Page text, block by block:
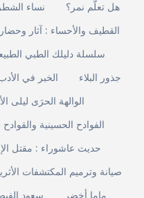
نساء
هل تعلّم نمر؟
القطيف والأحساء : آثار
سلسلة دليلك الطبي
الخبر في
جذور البلاء
الوالهة الحرَى ليلى
الفوادح الحسينية والقوادح
حديث عاشوراء : مقتل
صيانة وترميم المكتشفات
سعود ماما أخضر